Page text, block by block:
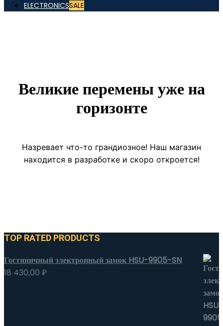
ELECTRONICSSALE
Великие перемены уже на
горизонте
Назревает что-то грандиозное! Наш магазин
находится в разработке и скоро откроется!
TOP RATED PRODUCTS
Гостиничный электронный замок HSU-9905-SN
18 430,00 ₽